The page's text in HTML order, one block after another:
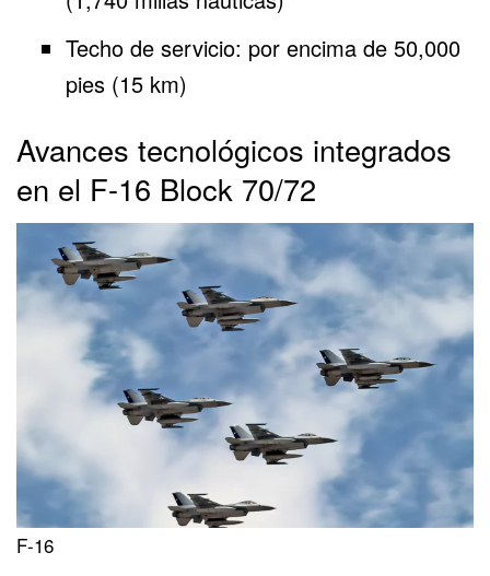
Techo de servicio: por encima de 50,000
pies (15 km)
Avances tecnológicos integrados
en el F-16 Block 70/72
F-16